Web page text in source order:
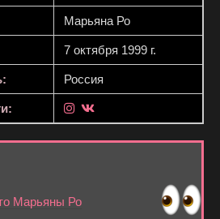
Марьяна Ро
7 октября 1999 г.
Россия
Марьяны Ро